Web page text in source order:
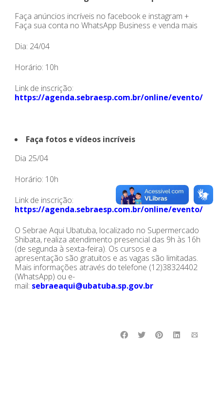
Faça anúncios incríveis no facebook e instagram +
Faça sua conta no WhatsApp Business e venda mais
Dia: 24/04
Horário: 10h
Link de inscrição:
https://agenda.sebraesp.com.br/online/evento/
Faça fotos e vídeos incríveis
Dia 25/04
Horário: 10h
Link de inscrição:
https://agenda.sebraesp.com.br/online/evento/
O Sebrae Aqui Ubatuba, localizado no Supermercado
Shibata, realiza atendimento presencial das 9h às 16h
(de segunda à sexta-feira). Os cursos e a
apresentação são gratuitos e as vagas são limitadas.
Mais informações através do telefone (12)38324402
(WhatsApp) ou e-
mail: sebraeaqui@ubatuba.sp.gov.br